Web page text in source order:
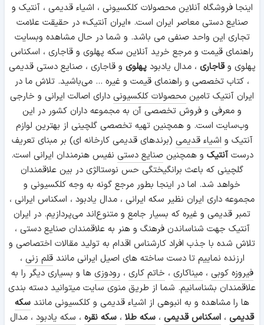
اینجا فروشگاه آنلاین محصولات کلکسیونی ، اشیاء قدیمی ، آنتیک و
صنایع دستی معاصر ایران است. «ایران آنتیک» در حقیقت علامت
تجاری این واحد صنفی می باشد. و شما در حال مشاهده وبسایت
راهنمای قیمت و مرجع خرید آنلاین سکه پهلوی و قاجاری ، اسکناس
پهلوی وقاجاری ، مدال یادبودپهلوی و قاجاری ، صنایع دستی قدیمی
، کتاب تخصصی و راهنمای قیمت و غیره ... می‌باشید. تلاش ما در
ایران آنتیک تامین محصولات کلکسیونی دارای اصالت ایرانی و خارجی
و معرفی و فروش تخصصی آن به مجموعه داران کشور در این
وب‌سایت است. و همچنین تهیه تخصصی گلچینی از بهترین لوازم
آنتیک و اشیاء قدیمی (برندهای قدیمی کارخانه ای) بر مبنای تعریف
درستآنتیک و همچنینصنایع دستی نفیس هنرمندان ایرانی است.
گلچینی که باعث برانگیختگی حس نوستالژی در بین علاقمندان
خواهد شد. اما در اینجا بطور مرجع گونه به وجه کلکسیونی و
مجموعه داری ایران نظیر سکه ایرانی ، مدال یادبود ، اسکناس ایرانی ،
تمبر قدیمی و غیره که بسیار جامع و متنوع‌اند می‌پردازیم. در ایران
آنتیک جهت شناساندن فرهنگ و هنر به علاقمندان صنایع دستی ،
تلاش شده با جذب افراد کارشناس اقدام به تولید مقالات اختصاصی و
ارزنده نماییم تا دست ساخته های اصیل ایرانی مانندقلم زنی ،
فیروزه کوبی ،میناکاری ، خاتم کاری ، رودوزی ها و بسیاری دیگر را به
علاقمندان بشناسانیم. شما از طریق منوی سایت میتوانید دسته بندی
ها را مشاهده و به انبوهی از اشیاء قدیمی و کلکسیونی مانند سکه
قدیمی ، اسکناس قدیمی ، سکه طلا ، سکه نقره ، سکه یادبود ، مدال